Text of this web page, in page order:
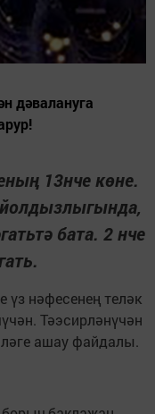
дәвалануга
13нче көне.
йолдызлыгында,
бата. 2 нче
үз нәфесенең теләк
Тәэсирләнүчән
ашау файдалы.